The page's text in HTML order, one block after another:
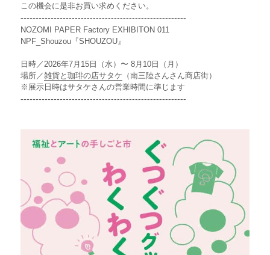
この機会に是非お買い求めください。
-------------------------------------------------------
NOZOMI PAPER Factory EXHIBITON 011
NPF_Shouzou『SHOUZOU』
日時／2026年7月15日（水）〜 8月10日（月）
場所／雑貨と珈琲の店サタケ （南三陸さんさん商店街）
※展示日時はサタケさんの営業時間に準じます
-------------------------------------------------------